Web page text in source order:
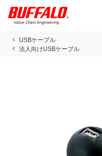
USBケーブル
法人向けUSBケーブル